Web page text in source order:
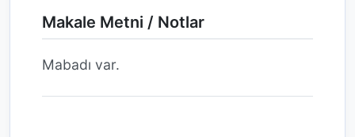
Makale Metni / Notlar
Mabadı var.